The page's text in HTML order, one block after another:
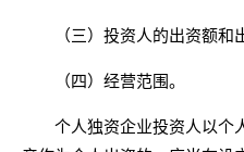
（三）投资人的出资额和出
（四）经营范围。
个人独资企业投资人以个